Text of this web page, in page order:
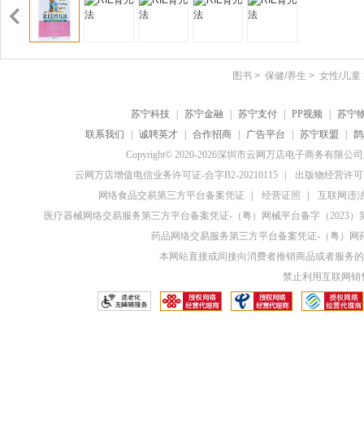
图书 > 保健/养生 > 女性/儿童
苏宁科技 苏宁金融 苏宁支付 PP视频
苏宁
联系我们
诚聘英才 合作招商 广告平台 苏宁联盟
Copyright© 2020-2026深圳市云网万店电子商务有限公
云网万店增值电信业务许可证-合字B2-20210115
出版物经营许
网络食品交易第三方平台备案凭证
经营证照
互联网违
医疗器械网络交易服务第三方平台备案凭证-（粤）网械平台备字（2023）
药品网络交易服务第三方平台备案凭证-（粤）网
本网站直接或间接向消费者推销商品或者服务
禁止利用互联网销